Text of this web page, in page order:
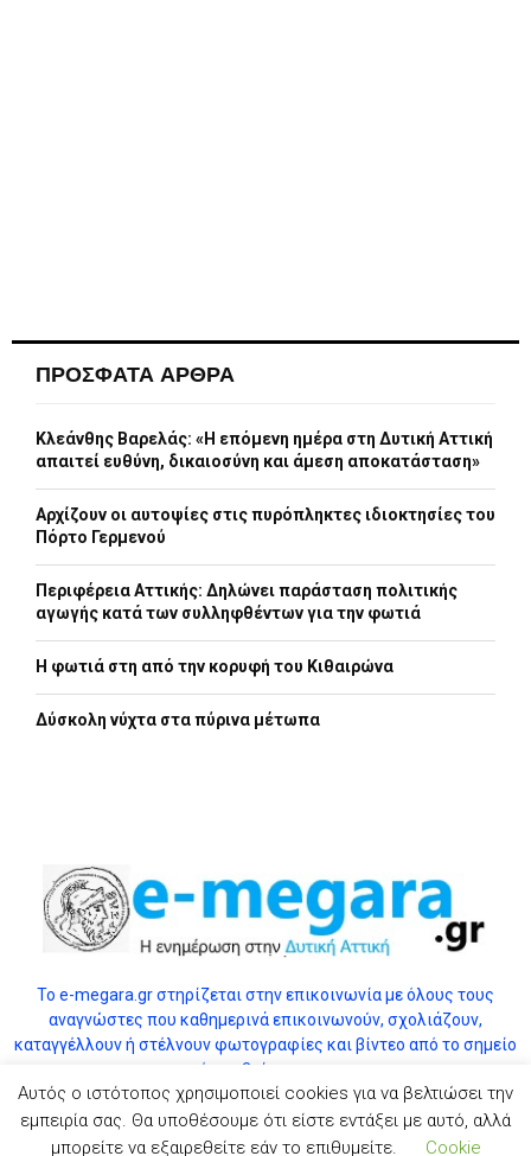
ΠΡΟΣΦΑΤΑ ΑΡΘΡΑ
Κλεάνθης Βαρελάς: «Η επόμενη ημέρα στη Δυτική Αττική
απαιτεί ευθύνη, δικαιοσύνη και άμεση αποκατάσταση»
Αρχίζουν οι αυτοψίες στις πυρόπληκτες ιδιοκτησίες του
Πόρτο Γερμενού
Περιφέρεια Αττικής: Δηλώνει παράσταση πολιτικής
αγωγής κατά των συλληφθέντων για την φωτιά
Η φωτιά στη από την κορυφή του Κιθαιρώνα
Δύσκολη νύχτα στα πύρινα μέτωπα
Το e-megara.gr στηρίζεται στην επικοινωνία με όλους τους
αναγνώστες που καθημερινά επικοινωνούν, σχολιάζουν,
καταγγέλλουν ή στέλνουν φωτογραφίες και βίντεο από το σημείο
όπου βρίσκονται.
Αυτός ο ιστότοπος χρησιμοποιεί cookies για να βελτιώσει την
εμπειρία σας. Θα υποθέσουμε ότι είστε εντάξει με αυτό, αλλά
μπορείτε να εξαιρεθείτε εάν το επιθυμείτε.
Cookie